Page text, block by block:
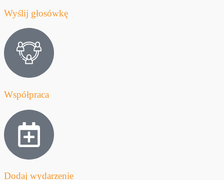
Wyślij głosówkę
Współpraca
Dodaj wydarzenie